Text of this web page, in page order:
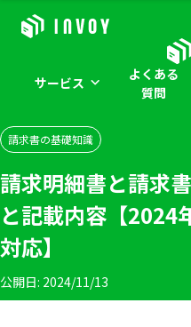
サービス
よくある
質問
請求書の基礎知識
請求明細書と請求
と記載内容【2024
対応】
公開日: 2024/11/13